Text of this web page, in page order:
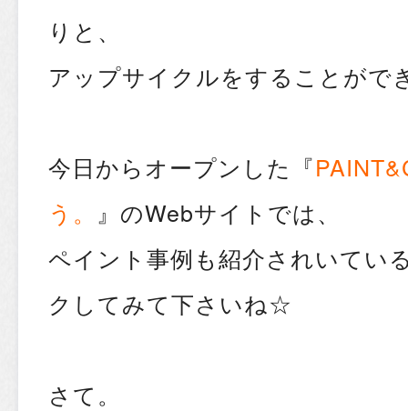
りと、
アップサイクルをすることがで
今日からオープンした『
う。
』のWebサイトでは、
ペイント事例も紹介されいてい
クしてみて下さいね☆
さて。